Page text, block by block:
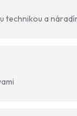
technikou a